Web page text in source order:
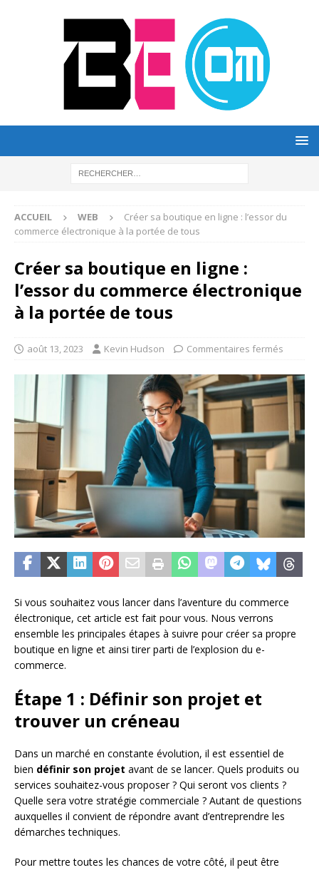
ACCUEIL WEB
Créer sa boutique en ligne : l’essor du
commerce électronique à la portée de tous
Créer sa boutique en ligne :
l’essor du commerce électronique
à la portée de tous
août 13, 2023 Kevin Hudson Commentaires fermés
Si vous souhaitez vous lancer dans l’aventure du commerce
électronique, cet article est fait pour vous. Nous verrons
ensemble les principales étapes à suivre pour créer sa propre
boutique en ligne et ainsi tirer parti de l’explosion du e-
commerce.
Étape 1 : Définir son projet et
trouver un créneau
Dans un marché en constante évolution, il est essentiel de
bien définir son projet avant de se lancer. Quels produits ou
services souhaitez-vous proposer ? Qui seront vos clients ?
Quelle sera votre stratégie commerciale ? Autant de questions
auxquelles il convient de répondre avant d’entreprendre les
démarches techniques.
Pour mettre toutes les chances de votre côté, il peut être